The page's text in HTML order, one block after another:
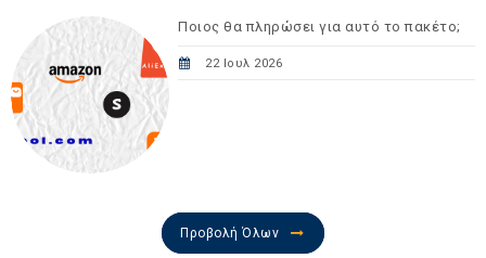
Ποιος θα πληρώσει για αυτό το πακέτο;
22 Ιουλ 2026
Προβολή Όλων